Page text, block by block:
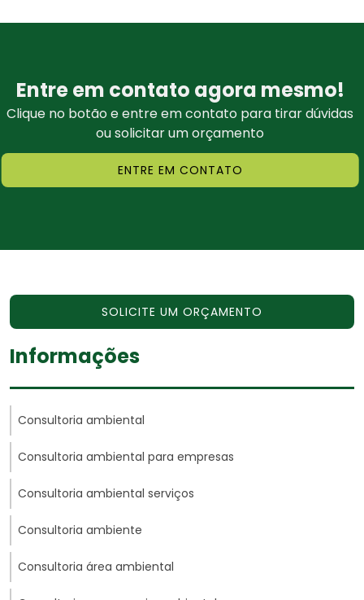
Entre em contato agora mesmo!
Clique no botão e entre em contato para tirar dúvidas
ou solicitar um orçamento
ENTRE EM CONTATO
SOLICITE UM ORÇAMENTO
Informações
Consultoria ambiental
Consultoria ambiental para empresas
Consultoria ambiental serviços
Consultoria ambiente
Consultoria área ambiental